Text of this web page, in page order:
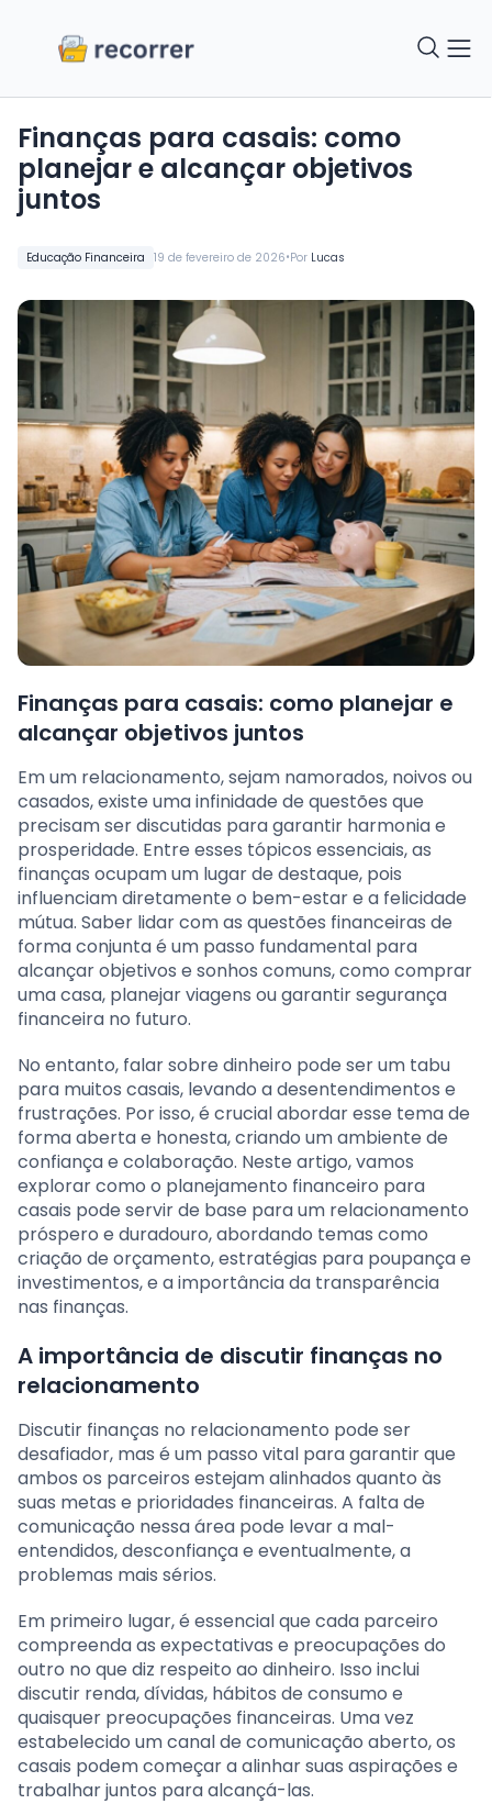
Educação Financeira 19 de fevereiro de 2026•Por Lucas
Finanças para casais: como
planejar e alcançar objetivos
juntos
Finanças para casais: como planejar e
alcançar objetivos juntos
Em um relacionamento, sejam namorados, noivos ou
casados, existe uma infinidade de questões que
precisam ser discutidas para garantir harmonia e
prosperidade. Entre esses tópicos essenciais, as
finanças ocupam um lugar de destaque, pois
influenciam diretamente o bem-estar e a felicidade
mútua. Saber lidar com as questões financeiras de
forma conjunta é um passo fundamental para
alcançar objetivos e sonhos comuns, como comprar
uma casa, planejar viagens ou garantir segurança
financeira no futuro.
No entanto, falar sobre dinheiro pode ser um tabu
para muitos casais, levando a desentendimentos e
frustrações. Por isso, é crucial abordar esse tema de
forma aberta e honesta, criando um ambiente de
confiança e colaboração. Neste artigo, vamos
explorar como o planejamento financeiro para
casais pode servir de base para um relacionamento
próspero e duradouro, abordando temas como
criação de orçamento, estratégias para poupança e
investimentos, e a importância da transparência
nas finanças.
A importância de discutir finanças no
relacionamento
Discutir finanças no relacionamento pode ser
desafiador, mas é um passo vital para garantir que
ambos os parceiros estejam alinhados quanto às
suas metas e prioridades financeiras. A falta de
comunicação nessa área pode levar a mal-
entendidos, desconfiança e eventualmente, a
problemas mais sérios.
Em primeiro lugar, é essencial que cada parceiro
compreenda as expectativas e preocupações do
outro no que diz respeito ao dinheiro. Isso inclui
discutir renda, dívidas, hábitos de consumo e
quaisquer preocupações financeiras. Uma vez
estabelecido um canal de comunicação aberto, os
casais podem começar a alinhar suas aspirações e
trabalhar juntos para alcançá-las.